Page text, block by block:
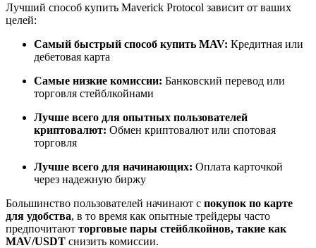
Информация
Анализ больших данных, включая торговую информацию
и т. д.
Лучший способ купить Maverick Protocol зависит от ваших
целей:
Самый быстрый способ купить MAV: Кредитная или
дебетовая карта
Самые низкие комиссии: Банковский перевод или
торговля стейблкойнами
Лучше всего для опытных пользователей
криптовалют: Обмен криптовалют или спотовая
торговля
Лучше всего для начинающих: Оплата карточкой
через надежную биржу
Большинство пользователей начинают с покупок по карте
для удобства, в то время как опытные трейдеры часто
предпочитают торговые пары стейблкойнов, такие как
MAV/USDT снизить комиссии.